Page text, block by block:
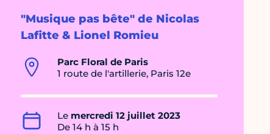
"Musique pas bête" de Nicolas
Lafitte & Lionel Romieu
Parc Floral de Paris
1 route de l'artillerie, Paris 12e
Le mercredi 12 juillet 2023
De 14 h à 15 h